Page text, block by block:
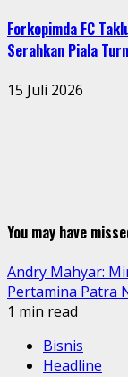
Forkopimda FC
Serahkan Piala
15 Juli 2026
You may have
Andry Mahyar:
Pertamina Patra
1 min read
Bisnis
Headline